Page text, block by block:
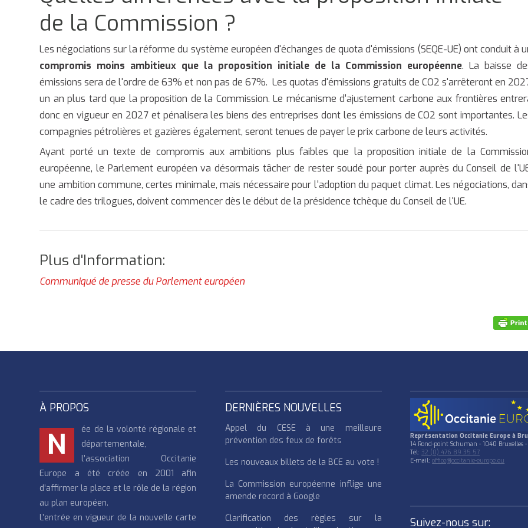
de la Commission ?
Les négociations sur la réforme du système européen d'échanges de quota d'émissions (SEQE-UE) ont conduit à
compromis moins ambitieux que la proposition initiale de la Commission européenne. La baisse
émissions sera de l'ordre de 63% et non pas de 67%. Les quotas d'émissions gratuits de CO2 s'arrêteront en
un an plus tard que la proposition de la Commission. Le mécanisme d'ajustement carbone aux frontières
donc en vigueur en 2027 et pénalisera les biens des entreprises dont les émissions de CO2 sont importantes.
compagnies pétrolières et gazières également, seront tenues de payer le prix carbone de leurs activités.
Ayant porté un texte de compromis aux ambitions plus faibles que la proposition initiale de la
européenne, le Parlement européen va désormais tâcher de rester soudé pour porter auprès du Conseil de
une ambition commune, certes minimale, mais nécessaire pour l'adoption du paquet climat. Les négociations,
le cadre des trilogues, doivent commencer dès le début de la présidence tchèque du Conseil de l'UE.
Plus d'Information:
Communiqué de presse du Parlement européen
À PROPOS
N
ée de la volonté régionale et
départementale,
l’association Occitanie
Europe a été créée en 2001 afin
d’affirmer la place et le rôle de la région
au plan européen.
L’entrée en vigueur de la nouvelle carte
DERNIÈRES NOUVELLES
Appel du CESE à une meilleure
prévention des feux de forêts
Les nouveaux billets de la BCE au vote !
La Commission européenne inflige une
amende record à Google
Clarification des règles sur la
Représentation Occitanie Europe à
14 Rond-point Schuman - 1040 Bruxelles
Tél:32 (0) 476 89 35 57
E-mail:office@occitanie-europe.eu
Suivez-nous sur: